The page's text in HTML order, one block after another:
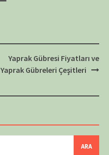
Yaprak Gübresi Fiyatları ve
Yaprak Gübreleri Çeşitleri